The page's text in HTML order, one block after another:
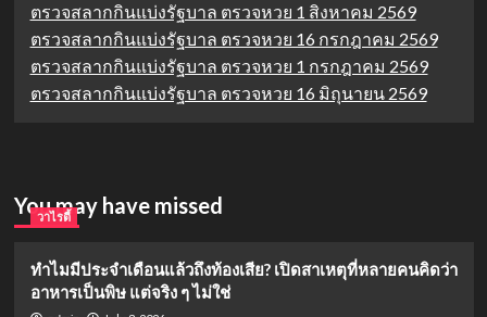
ตรวจสลากกินแบ่งรัฐบาล ตรวจหวย 1 สิงหาคม 2569
ตรวจสลากกินแบ่งรัฐบาล ตรวจหวย 16 กรกฎาคม 2569
ตรวจสลากกินแบ่งรัฐบาล ตรวจหวย 1 กรกฎาคม 2569
ตรวจสลากกินแบ่งรัฐบาล ตรวจหวย 16 มิถุนายน 2569
You may have missed
วาไรตี้
ทำไมมีประจำเดือนแล้วถึงท้องเสีย? เปิดสาเหตุที่หลายคนคิดว่า
อาหารเป็นพิษ แต่จริง ๆ ไม่ใช่